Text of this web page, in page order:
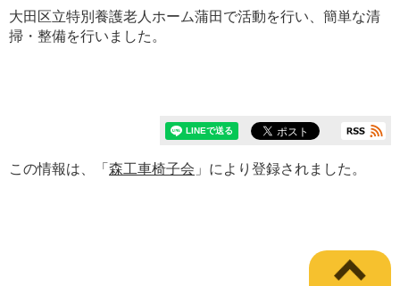
大田区立特別養護老人ホーム蒲田で活動を行い、簡単な清
掃・整備を行いました。
この情報は、「 森工車椅子会 」により登録されました。